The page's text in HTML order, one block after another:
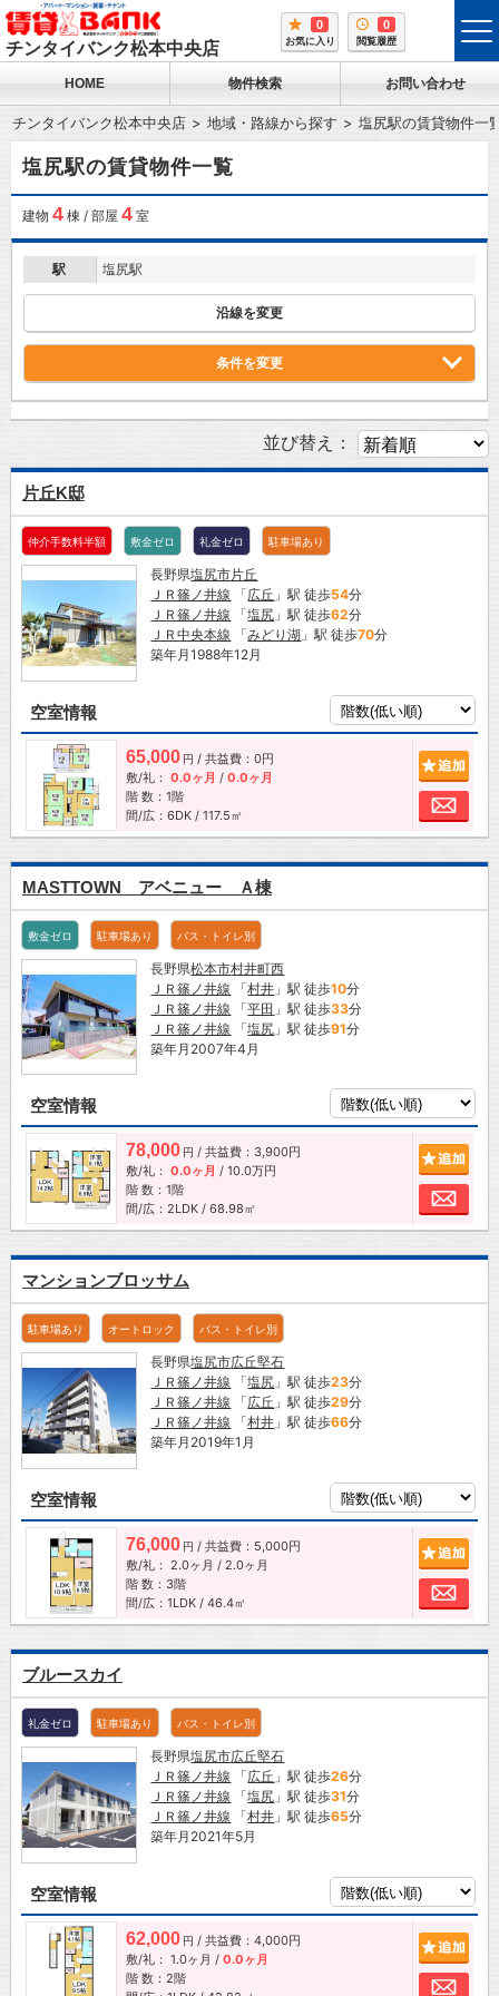
チンタイバンク松本中央店
0
お気に入り
0
閲覧履歴
HOME 物件検索 お問い合わせ
チンタイバンク松本中央店 地域・路線から探す 塩尻駅の賃貸物件一
塩尻駅の賃貸物件一覧
建物 4棟 / 部屋 4室
駅 塩尻駅
沿線を変更
条件を変更
並び替え：
片丘K邸
仲介手数料半額 敷金ゼロ 礼金ゼロ 駐車場あり
長野県塩尻市片丘
ＪＲ篠ノ井線 「広丘 」駅 徒歩54分
ＪＲ篠ノ井線 「塩尻 」駅 徒歩62分
ＪＲ中央本線 「みどり湖 」駅 徒歩70分
築年月1988年12月
空室情報
65,000 円 / 共益費：0円
敷/礼： 0.0ヶ月 / 0.0ヶ月
階 数：1階
間/広：6DK / 117.5㎡
お
MASTTOWN アベニュー Ａ棟
敷金ゼロ 駐車場あり バス・トイレ別
長野県松本市村井町西
ＪＲ篠ノ井線 「村井 」駅 徒歩10分
ＪＲ篠ノ井線 「平田 」駅 徒歩33分
ＪＲ篠ノ井線 「塩尻 」駅 徒歩91分
築年月2007年4月
空室情報
78,000 円 / 共益費：3,900円
敷/礼： 0.0ヶ月 / 10.0万円
階 数：1階
間/広：2LDK / 68.98㎡
お
マンションブロッサム
駐車場あり オートロック バス・トイレ別
長野県塩尻市広丘堅石
ＪＲ篠ノ井線 「塩尻 」駅 徒歩23分
ＪＲ篠ノ井線 「広丘 」駅 徒歩29分
ＪＲ篠ノ井線 「村井 」駅 徒歩66分
築年月2019年1月
空室情報
76,000 円 / 共益費：5,000円
敷/礼： 2.0ヶ月 / 2.0ヶ月
階 数：3階
間/広：1LDK / 46.4㎡
お
ブルースカイ
礼金ゼロ 駐車場あり バス・トイレ別
長野県塩尻市広丘堅石
ＪＲ篠ノ井線 「広丘 」駅 徒歩26分
ＪＲ篠ノ井線 「塩尻 」駅 徒歩31分
ＪＲ篠ノ井線 「村井 」駅 徒歩65分
築年月2021年5月
空室情報
62,000 円 / 共益費：4,000円
敷/礼： 1.0ヶ月 / 0.0ヶ月
階 数：2階
お